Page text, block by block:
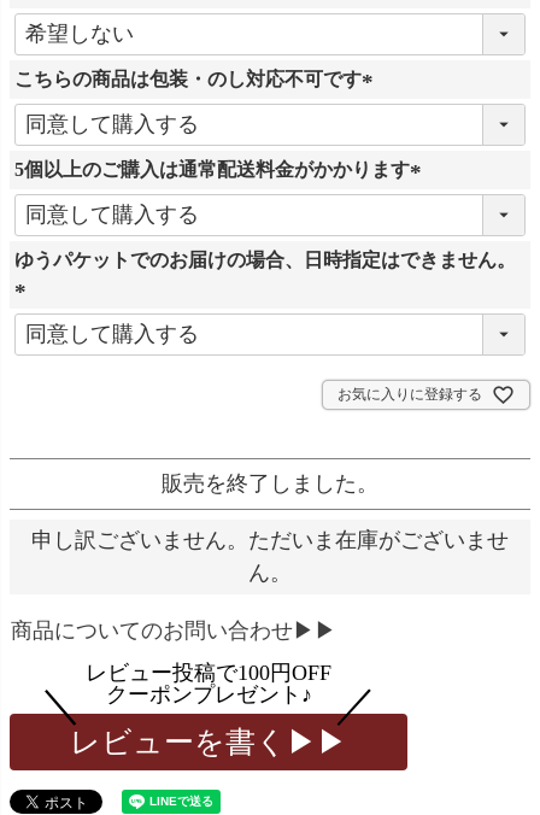
(
必
須
)
こちらの商品は包装・のし対応不可です
必
須
)
5個以上のご購入は通常配送料金がかかります
必
須
ゆうパケットでのお届けの場合、日時指定はできません。
必
お気に入りに登録する
販売を終了しました。
申し訳ございません。ただいま在庫がございませ
ん。
商品についてのお問い合わせ▶▶
レビューを書く▶▶